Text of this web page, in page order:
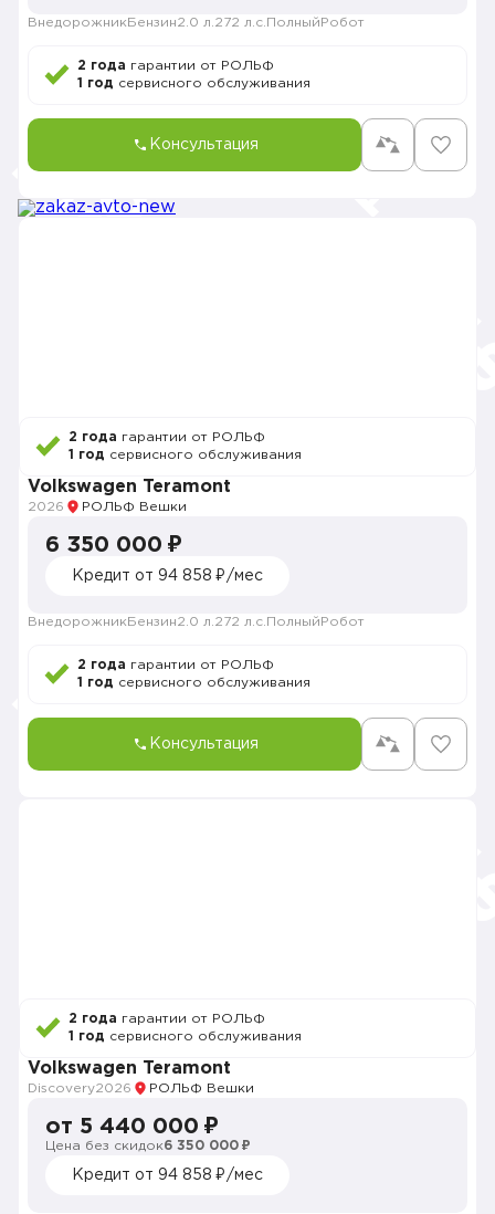
Внедорожник Бензин2.0 л. 272 л.с. Полный Робот
2 года гарантии от РОЛЬФ
1 год сервисного обслуживания
Консультация
2 года гарантии от РОЛЬФ
1 год сервисного обслуживания
Volkswagen Teramont
2026 РОЛЬФ Вешки
6 350 000 ₽
Кредит от 94 858 ₽/мес
Внедорожник Бензин2.0 л. 272 л.с. Полный Робот
2 года гарантии от РОЛЬФ
1 год сервисного обслуживания
Консультация
2 года гарантии от РОЛЬФ
1 год сервисного обслуживания
Volkswagen Teramont
Discovery2026 РОЛЬФ Вешки
от 5 440 000 ₽
Цена без скидок6 350 000 ₽
Кредит от 94 858 ₽/мес